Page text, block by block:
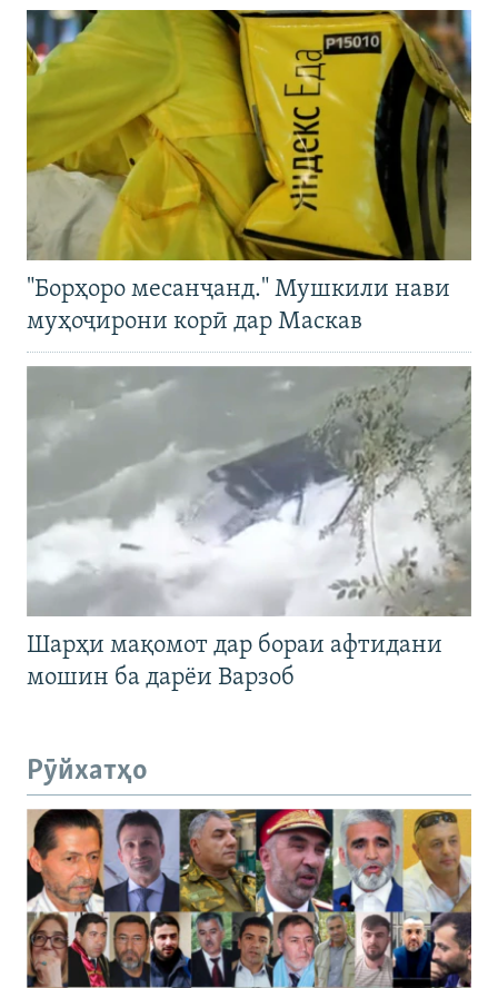
"Борҳоро месанҷанд." Мушкили нави
муҳоҷирони корӣ дар Маскав
Шарҳи мақомот дар бораи афтидани
мошин ба дарёи Варзоб
Рӯйхатҳо